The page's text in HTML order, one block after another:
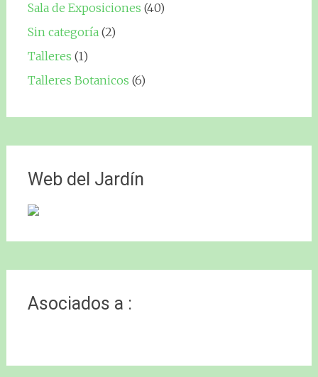
Sala de Exposiciones (40)
Sin categoría(2)
Talleres (1)
Talleres Botanicos (6)
Web del Jardín
Asociados a :